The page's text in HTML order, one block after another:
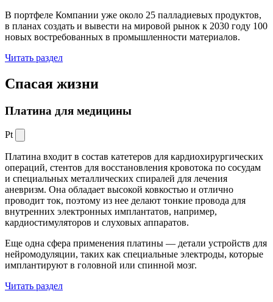
В портфеле Компании уже около 25 палладиевых продуктов,
в планах создать и вывести на мировой рынок к 2030 году 100
новых востребованных в промышленности материалов.
Читать раздел
Спасая жизни
Платина для медицины
Pt
Платина входит в состав катетеров для кардиохирургических
операций, стентов для восстановления кровотока по сосудам
и специальных металлических спиралей для лечения
аневризм. Она обладает высокой ковкостью и отлично
проводит ток, поэтому из нее делают тонкие провода для
внутренних электронных имплантатов, например,
кардиостимуляторов и слуховых аппаратов.
Еще одна сфера применения платины — детали устройств для
нейромодуляции, таких как специальные электроды, которые
имплантируют в головной или спинной мозг.
Читать раздел